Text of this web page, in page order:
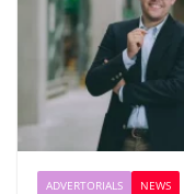
ADVERTORIALS NEWS